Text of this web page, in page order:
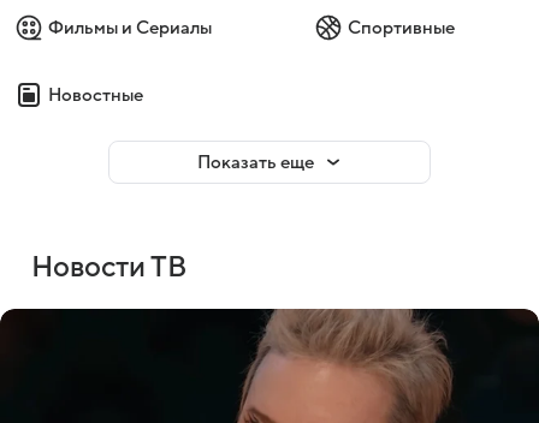
Фильмы и Сериалы Спортивные
Новостные
Показать еще
Новости ТВ